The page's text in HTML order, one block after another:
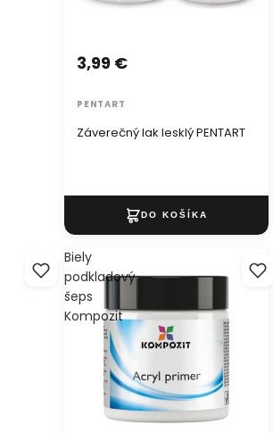
Záverečný lak lesklý PENTART
3,99 €
PENTART
Biely
podkladový
šeps
Kompozit